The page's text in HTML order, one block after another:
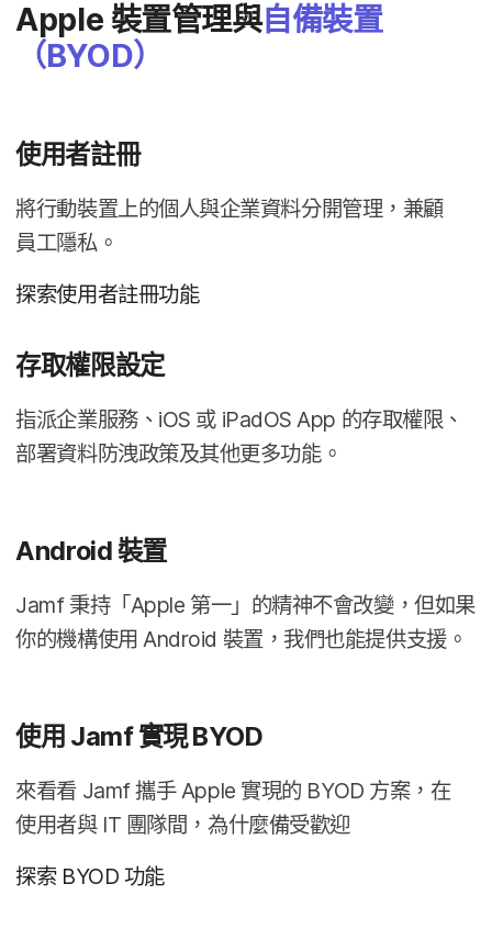
Apple 裝置​管理​與自備​裝置​
（BYOD）
使用​者​註冊
將​行動​裝置​上​的​個人​與​企業​資料​分開​管理，​兼顧​
員工​隱私。
探索​使用​者​註冊功​能
存取權限​設定
指派​企業​服務、 iOS 或iPadOS App 的​存取​權限、​
部署​資料​防洩​政策​及​其他​更多​功能。
Android裝置
Jamf 秉持​「Apple 第一」​的​精神​不會​改變，​但​如果​
你​的​機構​使用 Android 裝置，​我們​也​能​提供​支援。
使用 Jamf實現BYOD
來​看​看Jamf攜手Apple 實現​的 BYOD 方案，​在​
使用​者​與IT 團​隊間，​為​什麼備​受​歡迎
探索BYOD 功​能